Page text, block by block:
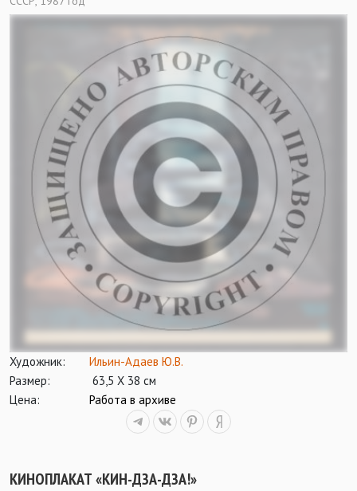
Художник:
Ильин-Адаев Ю.В.
Размер:
63,5 Х 38 см
Цена:
Работа в архиве
КИНОПЛАКАТ «КИН-ДЗА-ДЗА!»